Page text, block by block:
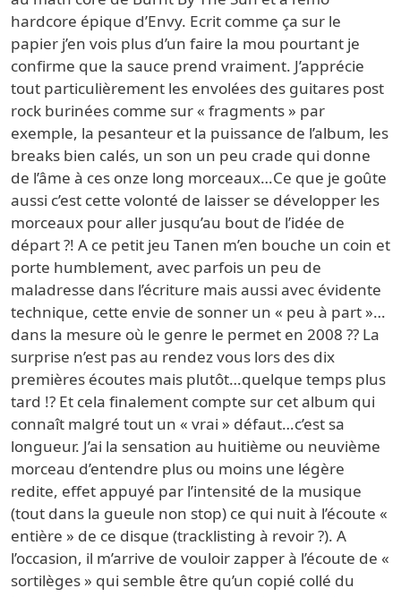
hardcore épique d’Envy. Ecrit comme ça sur le
papier j’en vois plus d’un faire la mou pourtant je
confirme que la sauce prend vraiment. J’apprécie
tout particulièrement les envolées des guitares post
rock burinées comme sur « fragments » par
exemple, la pesanteur et la puissance de l’album, les
breaks bien calés, un son un peu crade qui donne
de l’âme à ces onze long morceaux…Ce que je goûte
aussi c’est cette volonté de laisser se développer les
morceaux pour aller jusqu’au bout de l’idée de
départ ?! A ce petit jeu Tanen m’en bouche un coin et
porte humblement, avec parfois un peu de
maladresse dans l’écriture mais aussi avec évidente
technique, cette envie de sonner un « peu à part »…
dans la mesure où le genre le permet en 2008 ?? La
surprise n’est pas au rendez vous lors des dix
premières écoutes mais plutôt…quelque temps plus
tard !? Et cela finalement compte sur cet album qui
connaît malgré tout un « vrai » défaut…c’est sa
longueur. J’ai la sensation au huitième ou neuvième
morceau d’entendre plus ou moins une légère
redite, effet appuyé par l’intensité de la musique
(tout dans la gueule non stop) ce qui nuit à l’écoute «
entière » de ce disque (tracklisting à revoir ?). A
l’occasion, il m’arrive de vouloir zapper à l’écoute de «
sortilèges » qui semble être qu’un copié collé du